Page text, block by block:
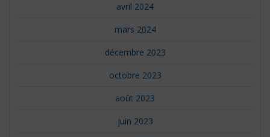
avril 2024
mars 2024
décembre 2023
octobre 2023
août 2023
juin 2023